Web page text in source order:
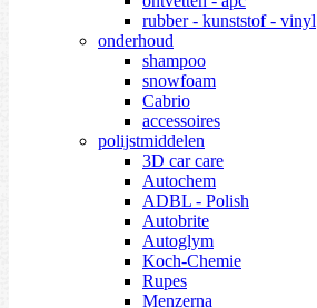
rubber - kunststof - vinyl
onderhoud
shampoo
snowfoam
Cabrio
accessoires
polijstmiddelen
3D car care
Autochem
ADBL - Polish
Autobrite
Autoglym
Koch-Chemie
Rupes
Menzerna